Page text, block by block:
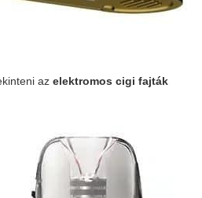
azelektromos cigi fajták